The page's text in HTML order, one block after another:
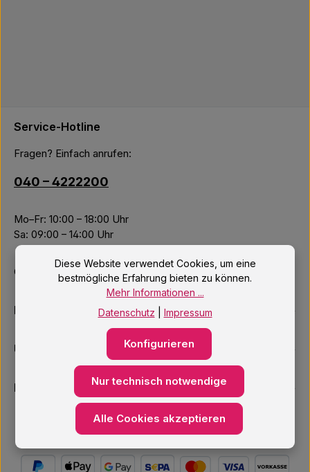
Service-Hotline
Fragen? Einfach anrufen:
040 – 4222200
Mo–Fr: 10:00 – 18:00 Uhr
Sa: 09:00 – 14:00 Uhr
Oder über unser Kontaktformular .
Informationen
Unsere Services
Newsletter
Diese Website verwendet Cookies, um eine
bestmögliche Erfahrung bieten zu können.
Mehr Informationen ...
Datenschutz
Impressum
Nur technisch notwendige
Konfigurieren
Alle Cookies akzeptieren